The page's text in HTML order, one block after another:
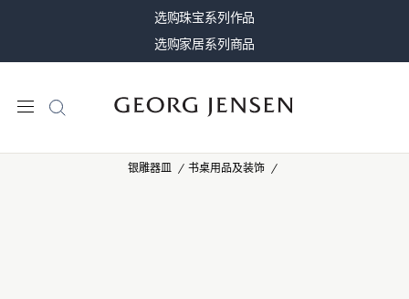
选购珠宝系列作品
选购家居系列商品
银雕器皿 书桌用品及装饰